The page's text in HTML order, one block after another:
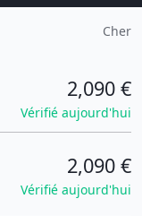
Cher
2,090 €
Vérifié aujourd'hui
2,090 €
Vérifié aujourd'hui